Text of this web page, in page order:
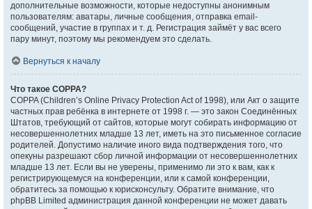
дополнительные возможности, которые недоступны анонимным
пользователям: аватары, личные сообщения, отправка email-
сообщений, участие в группах и т. д. Регистрация займёт у вас всего
пару минут, поэтому мы рекомендуем это сделать.
Вернуться к началу
Что такое COPPA?
COPPA (Children’s Online Privacy Protection Act of 1998), или Акт о защите
частных прав ребёнка в интернете от 1998 г. — это закон Соединённых
Штатов, требующий от сайтов, которые могут собирать информацию от
несовершеннолетних младше 13 лет, иметь на это письменное согласие
родителей. Допустимо наличие иного вида подтверждения того, что
опекуны разрешают сбор личной информации от несовершеннолетних
младше 13 лет. Если вы не уверены, применимо ли это к вам, как к
регистрирующемуся на конференции, или к самой конференции,
обратитесь за помощью к юрисконсульту. Обратите внимание, что
phpBB Limited администрация данной конференции не может давать